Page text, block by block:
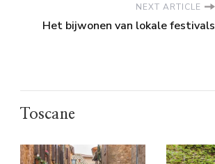
NEXT ARTICLE
Het bijwonen van lokale festivals
Toscane